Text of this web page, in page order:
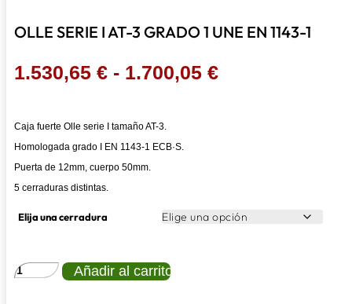
OLLE SERIE I AT-3 GRADO 1 UNE EN 1143-1
1.530,65 € - 1.700,05 €Rango
1.700,05 €
Caja fuerte Olle serie I tamaño AT-3.
Homologada grado I EN 1143-1 ECB·S.
Puerta de 12mm, cuerpo 50mm.
5 cerraduras distintas.
Elija una cerradura
OLLE
SERIE
Añadir al carrito